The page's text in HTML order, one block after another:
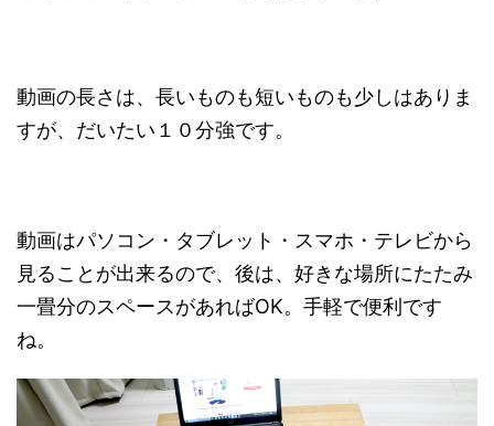
動画の長さは、長いものも短いものも少しはありま
すが、だいたい１０分強です。
動画はパソコン・タブレット・スマホ・テレビから
見ることが出来るので、後は、好きな場所にたたみ
一畳分のスペースがあればOK。手軽で便利です
ね。